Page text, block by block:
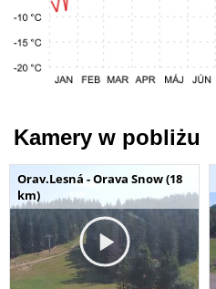
Kamery w pobliżu
Orav.Lesná - Orava Snow (18
km)